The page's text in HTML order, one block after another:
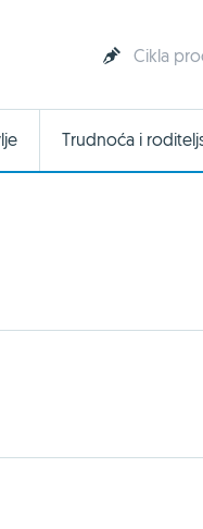
Cikla
Trudnoća i